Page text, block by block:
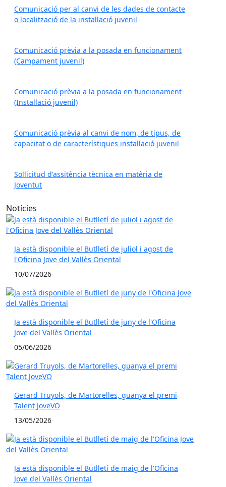
Comunicació per al canvi de les dades de contacte
o localització de la instal·lació juvenil
Comunicació prèvia a la posada en funcionament
(Campament juvenil)
Comunicació prèvia a la posada en funcionament
(Instal·lació juvenil)
Comunicació prèvia al canvi de nom, de tipus, de
capacitat o de característiques instal·lació juvenil
Sol·licitud d'assitència tècnica en matèria de
Joventut
Notícies
Ja està disponible el Butlletí de juliol i agost de
l'Oficina Jove del Vallès Oriental
10/07/2026
Ja està disponible el Butlletí de juny de l'Oficina
Jove del Vallès Oriental
05/06/2026
Gerard Truyols, de Martorelles, guanya el premi
Talent JoveVO
13/05/2026
Ja està disponible el Butlletí de maig de l'Oficina
Jove del Vallès Oriental